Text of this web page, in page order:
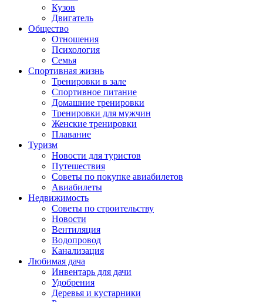
Кузов
Двигатель
Общество
Отношения
Психология
Семья
Спортивная жизнь
Тренировки в зале
Спортивное питание
Домашние тренировки
Тренировки для мужчин
Женские тренировки
Плавание
Туризм
Новости для туристов
Путешествия
Советы по покупке авиабилетов
Авиабилеты
Недвижимость
Советы по строительству
Новости
Вентиляция
Водопровод
Канализация
Любимая дача
Инвентарь для дачи
Удобрения
Деревья и кустарники